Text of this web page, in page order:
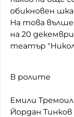
обикновен
На това
на 20
театър
В ролите
Емили
Йордан